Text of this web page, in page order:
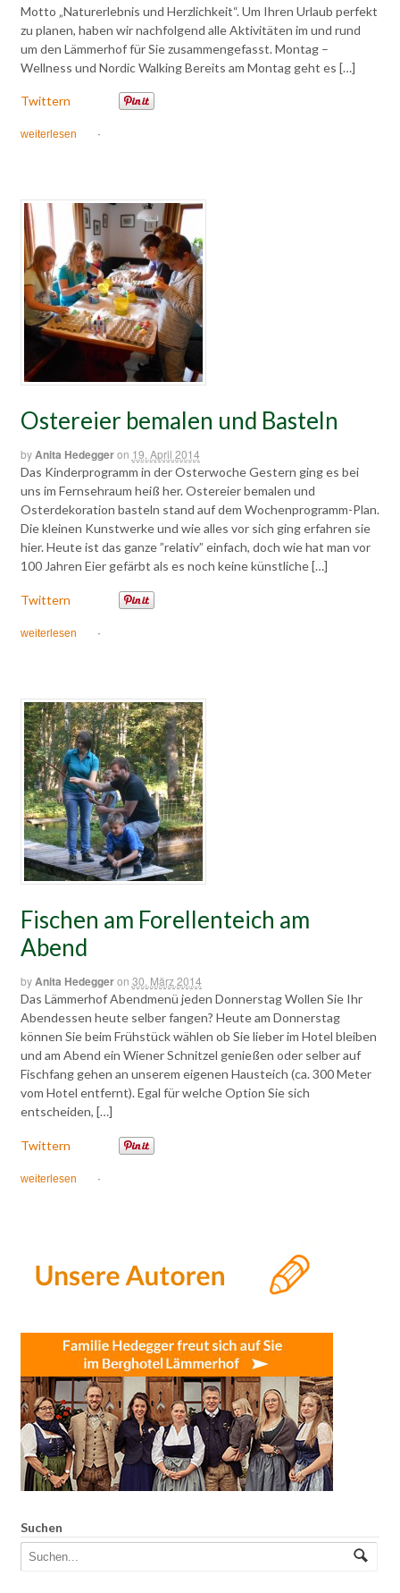
Motto „Naturerlebnis und Herzlichkeit“. Um Ihren Urlaub perfekt
zu planen, haben wir nachfolgend alle Aktivitäten im und rund
um den Lämmerhof für Sie zusammengefasst. Montag –
Wellness und Nordic Walking Bereits am Montag geht es […]
Twittern
weiterlesen ·
Ostereier bemalen und Basteln
byAnita Hedeggeron 19. April 2014
Das Kinderprogramm in der Osterwoche Gestern ging es bei
uns im Fernsehraum heiß her. Ostereier bemalen und
Osterdekoration basteln stand auf dem Wochenprogramm-Plan.
Die kleinen Kunstwerke und wie alles vor sich ging erfahren sie
hier. Heute ist das ganze ”relativ” einfach, doch wie hat man vor
100 Jahren Eier gefärbt als es noch keine künstliche […]
Twittern
weiterlesen ·
Fischen am Forellenteich am
Abend
byAnita Hedeggeron 30. März 2014
Das Lämmerhof Abendmenü jeden Donnerstag Wollen Sie Ihr
Abendessen heute selber fangen? Heute am Donnerstag
können Sie beim Frühstück wählen ob Sie lieber im Hotel bleiben
und am Abend ein Wiener Schnitzel genießen oder selber auf
Fischfang gehen an unserem eigenen Hausteich (ca. 300 Meter
vom Hotel entfernt). Egal für welche Option Sie sich
entscheiden, […]
Twittern
weiterlesen ·
Suchen